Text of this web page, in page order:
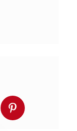
통해 공유
일을 통해 공유
핀터레스트